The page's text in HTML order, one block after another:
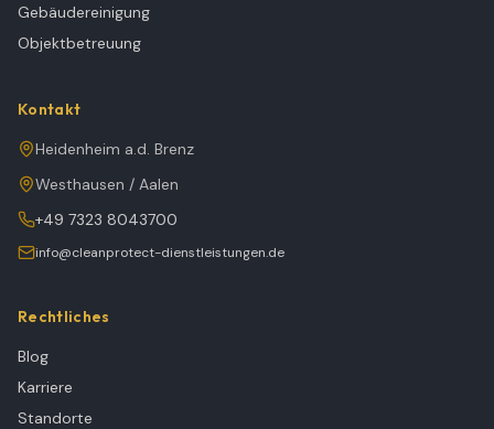
Gebäudereinigung
Objektbetreuung
Kontakt
Heidenheim a.d. Brenz
Westhausen / Aalen
+49 7323 8043700
info@cleanprotect-dienstleistungen.de
Rechtliches
Blog
Karriere
Standorte